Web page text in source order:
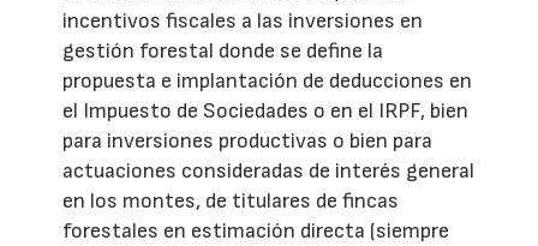
incentivos fiscales a las inversiones en
gestión forestal donde se define la
propuesta e implantación de deducciones en
el Impuesto de Sociedades o en el IRPF, bien
para inversiones productivas o bien para
actuaciones consideradas de interés general
en los montes, de titulares de fincas
forestales en estimación directa (siempre